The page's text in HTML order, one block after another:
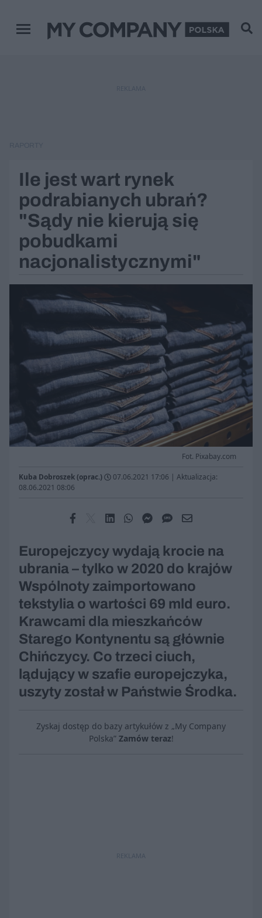
Menu główne
Ile jest wart rynek
podrabianych ubrań?
"Sądy nie kierują się
pobudkami
nacjonalistycznymi"
Fot. Pixabay.com
Kuba Dobroszek (oprac.) 07.06.2021 17:06 | Aktualizacja:
08.06.2021 08:06
Europejczycy wydają krocie na
ubrania – tylko w 2020 do krajów
Wspólnoty zaimportowano
tekstylia o wartości 69 mld euro.
Krawcami dla mieszkańców
Starego Kontynentu są głównie
Chińczycy. Co trzeci ciuch,
lądujący w szafie europejczyka,
uszyty został w Państwie Środka.
Zyskaj dostęp do bazy artykułów z „My Company
Polska” Zamów teraz!
REKLAMA